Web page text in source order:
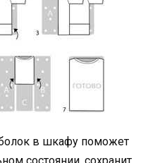
в шкафу поможет